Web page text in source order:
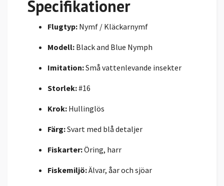
Specifikationer
Flugtyp: Nymf / Kläckarnymf
Modell: Black and Blue Nymph
Imitation:Små vattenlevande insekter
Storlek:#16
Krok: Hullinglös
Färg:Svart med blå detaljer
Fiskarter:Öring, harr
Fiskemiljö:Älvar, åar och sjöar